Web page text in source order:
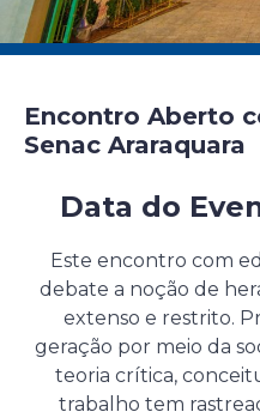
Encontro Aberto
Senac Araraquara
Data do
Este encontro com
debate a noção de
extenso e restrito.
geração por meio da
teoria crítica,
trabalho tem